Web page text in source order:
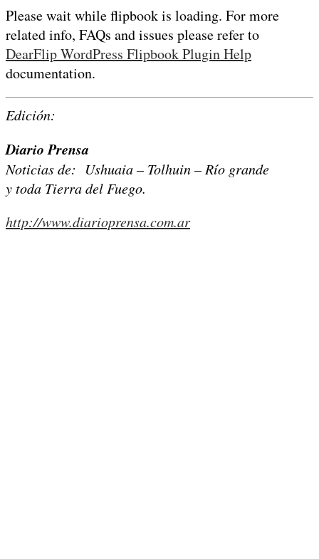
Please wait while flipbook is loading. For more
related info, FAQs and issues please refer to
DearFlip WordPress Flipbook Plugin Help
documentation.
Edición:
Diario Prensa
Noticias de: Ushuaia – Tolhuin – Río grande
y toda Tierra del Fuego.
http://www.diarioprensa.com.ar